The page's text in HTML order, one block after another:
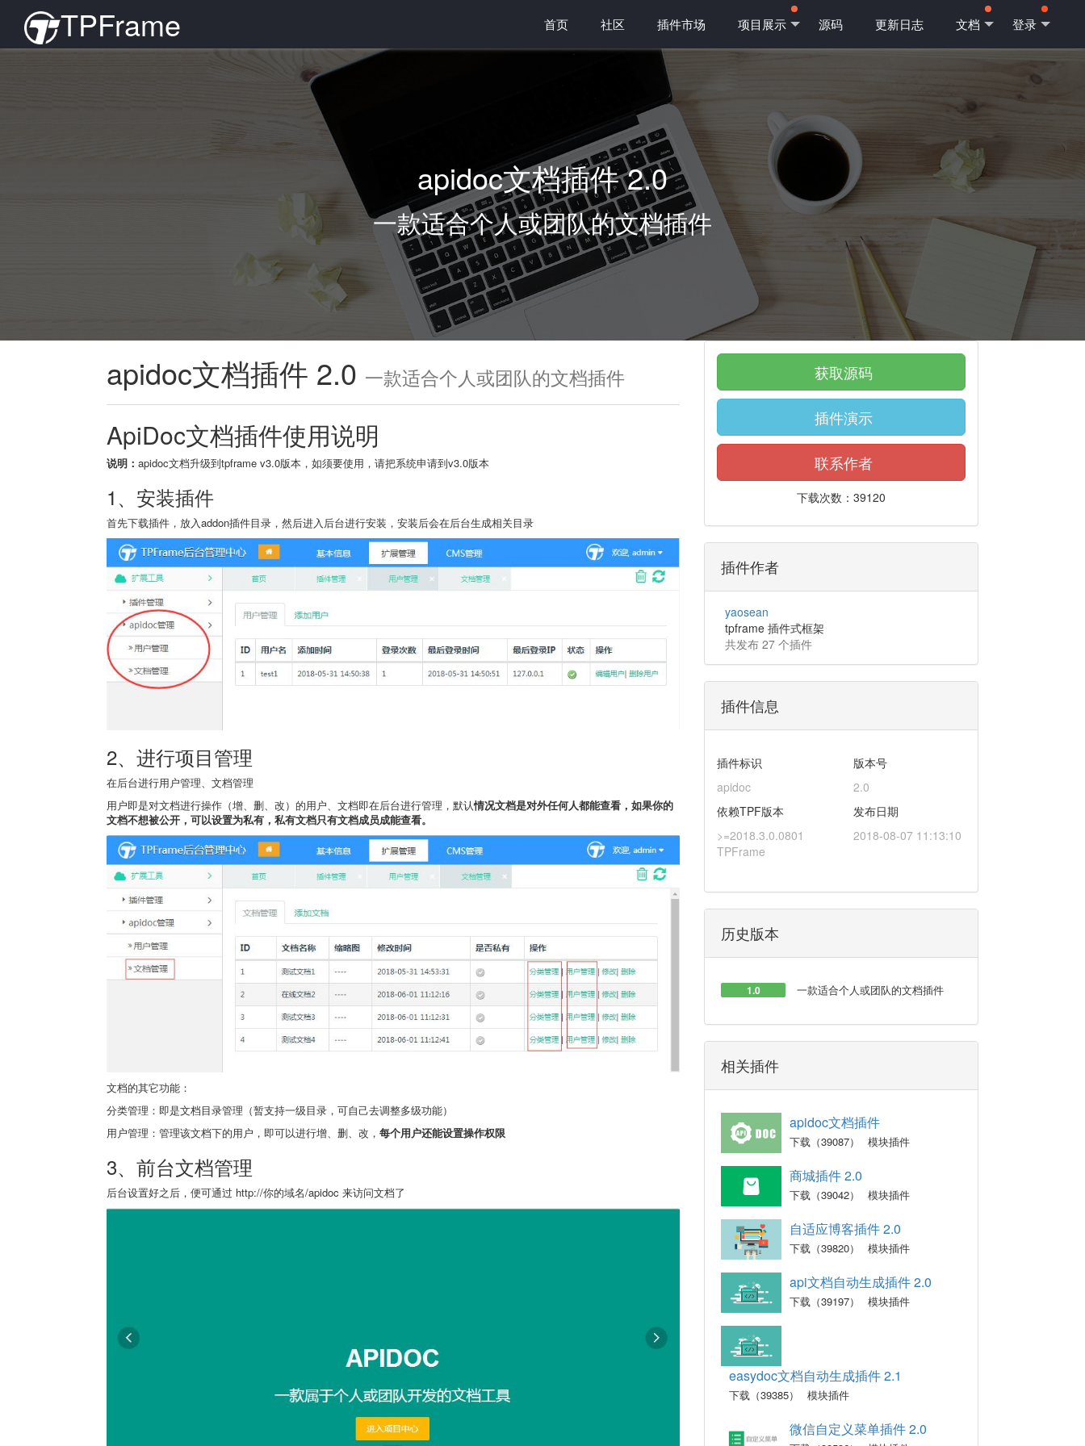
TPFrame 首页 社区 插件市场 项目展示 源码 更新日志 文档 登录
apidoc文档插件 2.0
一款适合个人或团队的文档插件
apidoc文档插件 2.0 一款适合个人或团队的文档插件
ApiDoc文档插件使用说明
说明： apidoc文档升级到tpframe v3.0版本，如须要使用，请把系统申请到v3.0版本
1、安装插件
首先下载插件，放入addon插件目录，然后进入后台进行安装，安装后会在后台生成相关目录
2、进行项目管理
在后台进行用户管理、文档管理
用户即是对文档进行操作（增、删、改）的用户、文档即在后台进行管理，默认情况文档是对外任何人都能查看，如果你的
文档不想被公开，可以设置为私有，私有文档只有文档成员成能查看。
文档的其它功能：
分类管理：即是文档目录管理（暂支持一级目录，可自己去调整多级功能）
用户管理：管理该文档下的用户，即可以进行增、删、改， 每个用户还能设置操作权限
3、前台文档管理
后台设置好之后，便可通过 http://你的域名/apidoc 来访问文档了
获取源码
插件演示
联系作者
下载次数：39120
插件作者
yaosean
tpframe 插件式框架
共发布 27 个插件
插件信息
插件标识
apidoc
版本号
2.0
依赖TPF版本
>=2018.3.0.0801
TPFrame
发布日期
2018-08-07 11:13:10
历史版本
1.0 一款适合个人或团队的文档插件
相关插件
apidoc文档插件
下载（39087） 模块插件
商城插件 2.0
下载（39042） 模块插件
自适应博客插件 2.0
下载（39820） 模块插件
api文档自动生成插件 2.0
下载（39197） 模块插件
easydoc文档自动生成插件 2.1
下载（39385） 模块插件
微信自定义菜单插件 2.0